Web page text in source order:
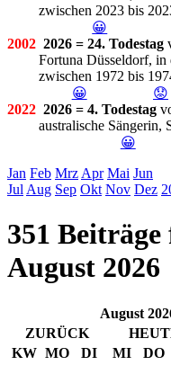
zwischen 2023 bis
😀
2002 2026 = 24. Todestag
Fortuna Düsseldorf, in
zwischen 1972 bis
😀
😟
2022 2026 = 4. Todestag
australische Sängerin,
😀
Jan Feb Mrz Apr Mai Jun
Jul Aug Sep Okt Nov Dez
351
August 2026
August
ZURÜCK
KW MO DI MI DO